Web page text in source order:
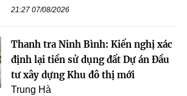
21:27 07/08/2026
Thanh tra Ninh Bình: Kiến nghị xác
định lại tiền sử dụng đất Dự án Đầu
tư xây dựng Khu đô thị mới
Trung Hà